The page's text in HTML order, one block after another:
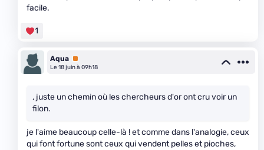
facile.
1
Aqua Premium
Le 18 juin à 09h18
, juste un chemin où les chercheurs d'or ont cru voir un
filon.
je l'aime beaucoup celle-là ! et comme dans l'analogie, ceux
qui font fortune sont ceux qui vendent pelles et pioches,